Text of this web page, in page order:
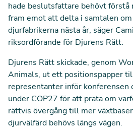
hade beslutsfattare behövt förstå
fram emot att delta i samtalen
djurfabrikerna nästa år, säger
riksordförande för Djurens Rätt.
Djurens Rätt skickade, genom
Animals, ut ett positionspapper
representanter inför konferensen
under COP27 för att prata om
rättvis övergång till mer
djurvälfärd behövs längs vägen.